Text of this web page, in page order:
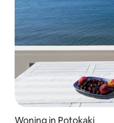
Woning in Potokaki